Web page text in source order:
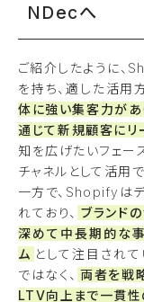
NDecへ
ご紹介したように
を持ち、適した活用
体に強い集客力が
通じて新規顧客にリ
知を広げたいフェー
チャネルとして活用で
一方で、Shopifyは
れており、 ブランド
深めて中長期的な
ム として注目され
ではなく、 両者を戦
LTV向上まで一貫